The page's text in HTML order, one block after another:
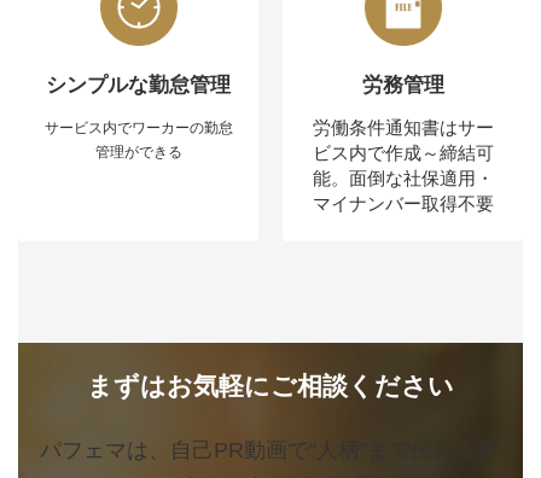
シンプルな勤怠管理
サービス内でワーカーの勤怠
管理ができる
労務管理
労働条件通知書はサー
ビス内で作成～締結可
能。面倒な社保適用・
マイナンバー取得不要
まずはお気軽にご相談ください
パフェマは、自己PR動画で“人柄”まで伝わる新